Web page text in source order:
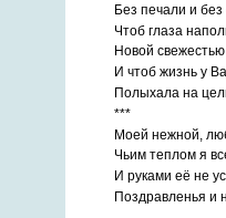
Без печали и
Чтоб глаза
Новой
И чтоб жизнь у
Полыхала на
***
Моей нежной,
Чьим теплом я
И руками её не
Поздравленья и